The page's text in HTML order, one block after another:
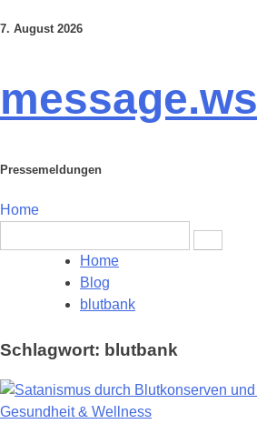
Skip
7. August 2026
message.ws
Pressemeldungen
Home
for:
Home
Blog
blutbank
Schlagwort: blutbank
Gesundheit & Wellness